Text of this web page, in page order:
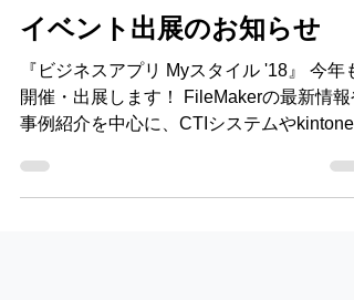
2018年5月2日 読了時間: 1分
イベント出展のお知らせ
『ビジネスアプリ Myスタイル '18』 今年も
開催・出展します！ FileMakerの最新情報